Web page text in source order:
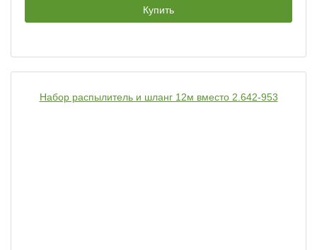
Купить
Набор распылитель и шланг 12м вместо 2.642-953